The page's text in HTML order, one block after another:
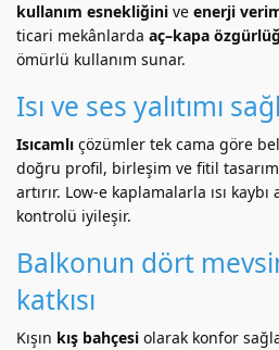
kullanım esnekliğini ve enerji
ticari mekânlarda aç–kapa
ömürlü kullanım sunar.
Isı ve ses yalıtımı
Isıcamlı çözümler tek cama göre
doğru profil, birleşim ve fitil
artırır. Low-e kaplamalarla ısı kaybı
kontrolü iyileşir.
Balkonun dört
katkısı
Kışın kış bahçesi olarak konfor